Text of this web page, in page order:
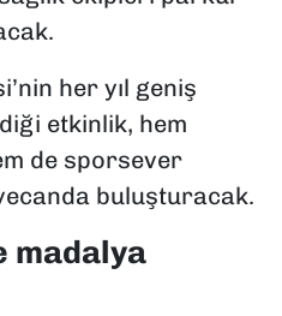
her yıl geniş
etkinlik, hem
de sporsever
buluşturacak.
madalya